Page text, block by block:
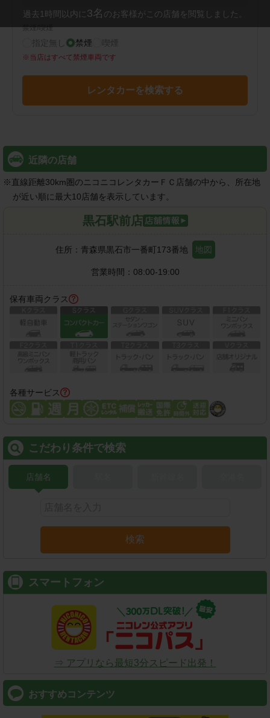
禁煙/喫煙
指定無し 禁煙 喫煙
※ 当店はすべて禁煙車両です
レンタカーを検索する
近隣の店舗
※直線距離30km圏のニコニコレンタカーＦＣ店舗の中から、所在地
が近い順に最大10店舗を表示しています。
黒石駅前店
住所： 青森県黒石市一番町173番地 地図
営業時間： 08:00-19:00
保有車両クラス
各種サービス
過去1時間以内に 3名 のお客様がこの店舗を閲覧しました。
こだわり条件で検索
店舗名
検索
スマートフォン
⇒ アプリなら最短3分スピード出発！
おすすめコンテンツ